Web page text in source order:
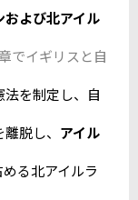
よび北アイル
でイギリスと自
を制定し、自
脱し、 アイル
北アイルラ